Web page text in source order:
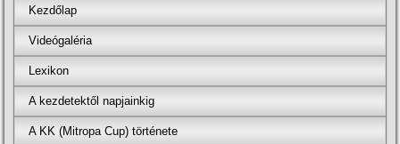
Kezdőlap
Videógaléria
Lexikon
A kezdetektől napjainkig
A KK (Mitropa Cup) története